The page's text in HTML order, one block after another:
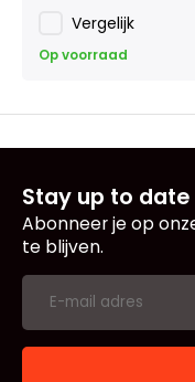
Vergelijk
Op voorraad
Stay up to date
Abonneer je op
te blijven.